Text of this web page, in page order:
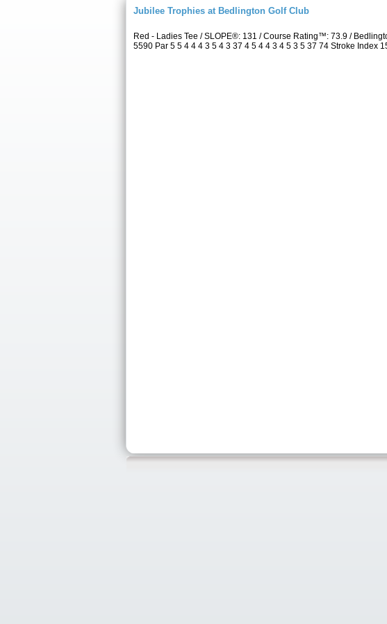
Jubilee Trophies at Bedlington Golf Club
Red - Ladies Tee / SLOPE®: 131 / Course Rating™: 73.9 /
5590 Par 5 5 4 4 4 3 5 4 3 37 4 5 4 4 3 4 5 3 5 37 74 Stroke Index